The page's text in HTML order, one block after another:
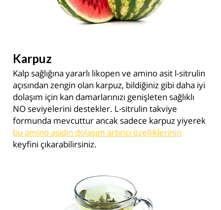
Karpuz
Kalp sağlığına yararlı likopen ve amino asit l-sitrulin
açısından zengin olan karpuz, bildiğiniz gibi daha iyi
dolaşım için kan damarlarınızı genişleten sağlıklı
NO seviyelerini destekler. L-sitrulin takviye
formunda mevcuttur ancak sadece karpuz yiyerek
bu amino asidin dolaşım artırıcı özelliklerinin
keyfini çıkarabilirsiniz.